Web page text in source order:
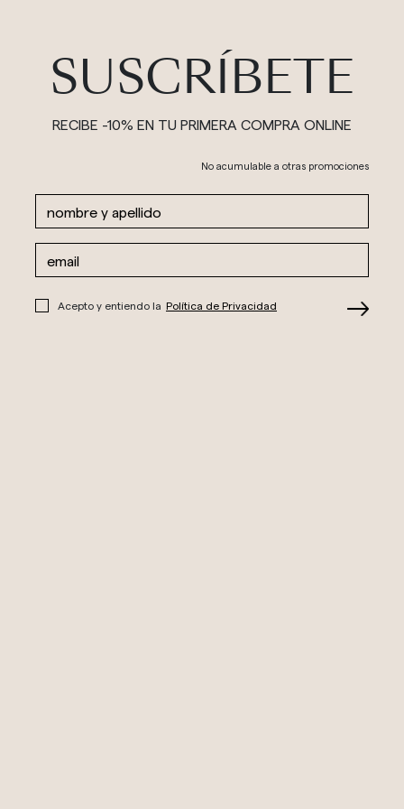
SUSCRÍBETE
RECIBE -10% EN TU PRIMERA COMPRA ONLINE
No acumulable a otras promociones
Acepto y entiendo la Política de Privacidad